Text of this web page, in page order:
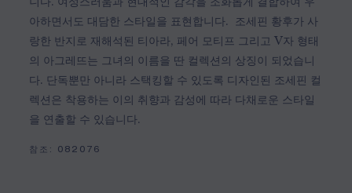
아하면서도 대담한 스타일을 표현합니다. 조세핀 황후가 사
랑한 반지로 재해석된 티아라, 페어 모티프 그리고 V자 형태
의 아그레뜨는 그녀의 이름을 딴 컬렉션의 상징이 되었습니
다. 단독뿐만 아니라 스택킹할 수 있도록 디자인된 조세핀 컬
렉션은 착용하는 이의 취향과 감성에 따라 다채로운 스타일
을 연출할 수 있습니다.
참조: 082076